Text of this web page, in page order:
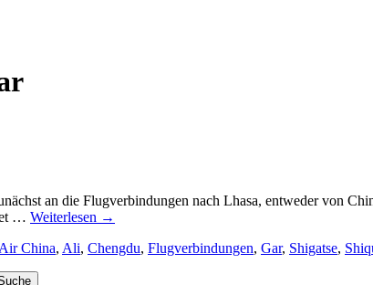
an die Flugverbindungen nach Lhasa, entweder von
… Weiterlesen →
Air China, Ali, Chengdu, Flugverbindungen, Gar, Shigatse,